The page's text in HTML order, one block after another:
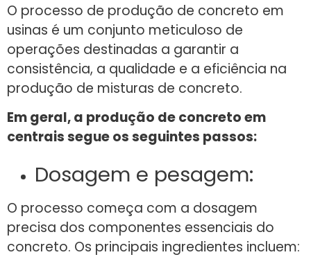
O processo de produção de concreto em
usinas é um conjunto meticuloso de
operações destinadas a garantir a
consistência, a qualidade e a eficiência na
produção de misturas de concreto.
Em geral, a produção de concreto em
centrais segue os seguintes passos:
Dosagem e pesagem:
O processo começa com a dosagem
precisa dos componentes essenciais do
concreto. Os principais ingredientes incluem: